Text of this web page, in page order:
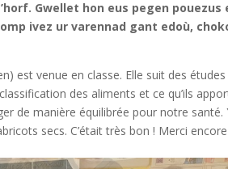
Gwellet hon eus pegen pouezus
ivez ur varennad gant edoù,
est venue en classe. Elle suit des
des aliments et ce qu’ils
de manière équilibrée pour notre santé.
secs. C’était très bon ! Merci